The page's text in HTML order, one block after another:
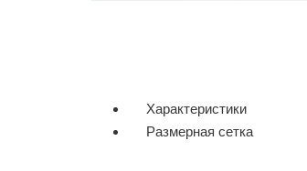
Характеристики
Размерная сетка